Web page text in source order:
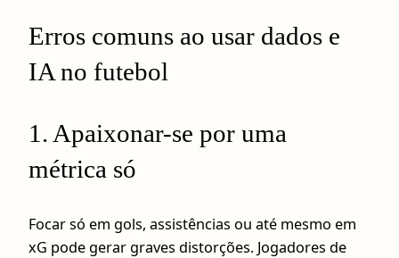
Erros comuns ao usar dados e
IA no futebol
1. Apaixonar-se por uma
métrica só
Focar só em gols, assistências ou até mesmo em
xG pode gerar graves distorções. Jogadores de